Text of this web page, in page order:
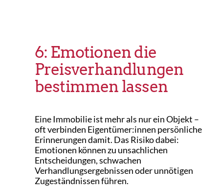
6: Emotionen die
Preisverhandlungen
bestimmen lassen
Eine Immobilie ist mehr als nur ein Objekt –
oft verbinden Eigentümer:innen persönliche
Erinnerungen damit. Das Risiko dabei:
Emotionen können zu unsachlichen
Entscheidungen, schwachen
Verhandlungsergebnissen oder unnötigen
Zugeständnissen führen.